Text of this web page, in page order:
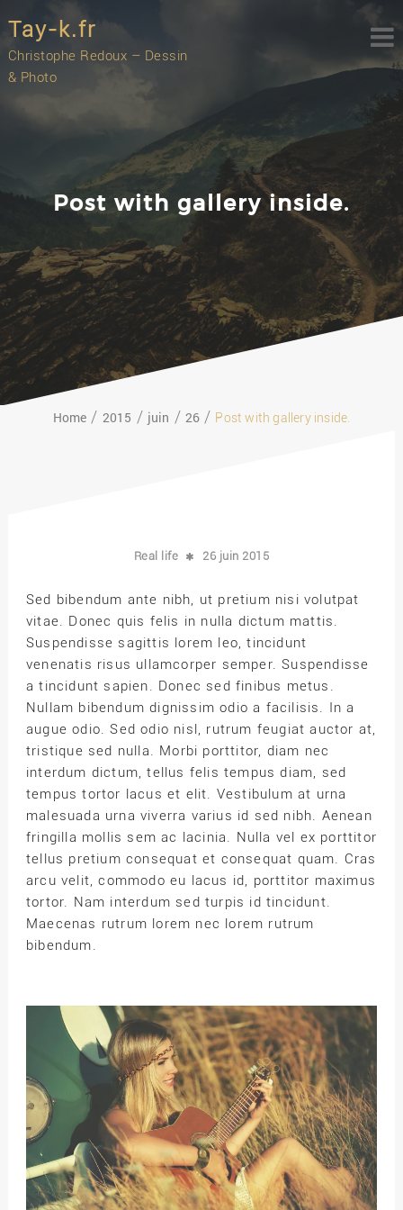
to
content
Tay-k.fr
Christophe Redoux – Dessin
& Photo
Post with gallery inside.
Home 2015 juin 26 Post with gallery inside.
Real life 26 juin 2015
Sed bibendum ante nibh, ut pretium nisi volutpat
vitae. Donec quis felis in nulla dictum mattis.
Suspendisse sagittis lorem leo, tincidunt
venenatis risus ullamcorper semper. Suspendisse
a tincidunt sapien. Donec sed finibus metus.
Nullam bibendum dignissim odio a facilisis. In a
augue odio. Sed odio nisl, rutrum feugiat auctor at,
tristique sed nulla. Morbi porttitor, diam nec
interdum dictum, tellus felis tempus diam, sed
tempus tortor lacus et elit. Vestibulum at urna
malesuada urna viverra varius id sed nibh. Aenean
fringilla mollis sem ac lacinia. Nulla vel ex porttitor
tellus pretium consequat et consequat quam. Cras
arcu velit, commodo eu lacus id, porttitor maximus
tortor. Nam interdum sed turpis id tincidunt.
Maecenas rutrum lorem nec lorem rutrum
bibendum.